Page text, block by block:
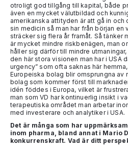
otroligt god tillgång till kapital, både
även en mycket välutbildad och
amerikanska attityden är att gå in och
sin medicin så man har från början
sträcker sig flera år framåt. Så tänker
är mycket mindre riskbenägen, man
håller sig därför till mindre
den här stora visionen man har i USA
urgency” som ofta saknas här
Europeiska bolag blir omsprungna av
bolag som kommer först till
idén föddes i Europa, vilket är
man som VD har kontinuerlig insikt i
terapeutiska området man arbetar
med investerare och analytiker i USA.
Det är många som har
inom pharma, bland annat i Mario
konkurrenskraft. Vad är ditt